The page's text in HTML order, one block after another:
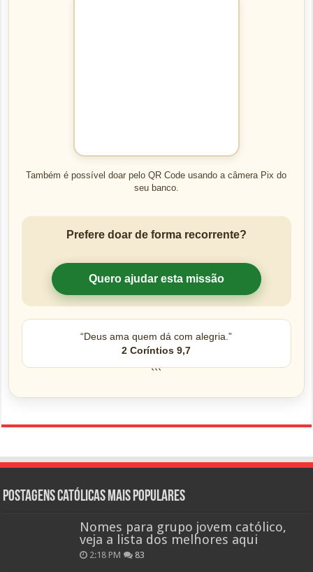
Também é possível doar pelo QR Code usando a câmera Pix do
seu banco.
Prefere doar de forma recorrente?
Quero ajudar esta missão
“Deus ama quem dá com alegria.”
2 Coríntios 9,7
```
Postagens católicas mais Populares
Nomes para grupo jovem católico,
veja a lista dos melhores aqui
2:18 PM 83